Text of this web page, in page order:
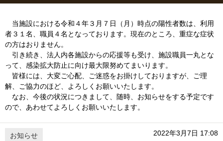
当施設における令和４年３月７日（月）時点の陽性者数は、利用
者３１名、職員４名となっております。現在のところ、重症な症状
の方はおりません。
引き続き、法人内各施設からの応援等も受け、施設職員一丸とな
って、感染拡大防止に向け最大限努めてまいります。
皆様には、大変ご心配、ご迷惑をお掛けしておりますが、ご理
解、ご協力のほど、よろしくお願いいたします。
なお、今後の状況につきまして、随時、お知らせをする予定です
ので、あわせてよろしくお願いいたします。
お知らせ 2022年3月7日 17:08